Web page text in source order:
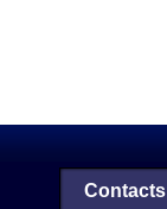
Contacts